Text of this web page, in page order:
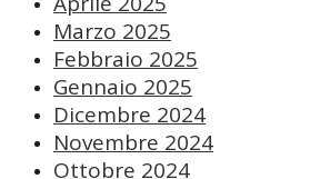
Marzo 2025
Febbraio 2025
Gennaio 2025
Dicembre 2024
Novembre 2024
Ottobre 2024